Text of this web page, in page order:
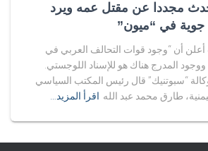
مجددا عن مقتل عمه ويرد
جوية في “ميون”
أن “وجود قوات التحالف العربي في
المدرج هناك هو للإسناد اللوجستي.
“سبوتنيك” قال رئيس المكتب السياسي
طارق محمد عبد الله اقرأ المزيد…